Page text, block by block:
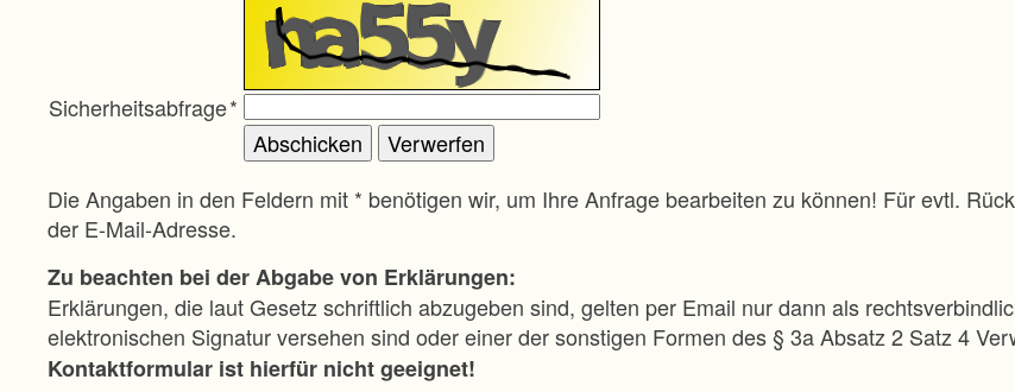
Sicherheitsabfrage*
Die Angaben in den Feldern mit * benötigen wir, um Ihre Anfrage bearbeiten zu können! Für evtl.
der E-Mail-Adresse.
Zu beachten bei der Abgabe von Erklärungen:
Erklärungen, die laut Gesetz schriftlich abzugeben sind, gelten per Email nur dann als
elektronischen Signatur versehen sind oder einer der sonstigen Formen des § 3a Absatz 2 Satz 4
Kontaktformular ist hierfür nicht geeignet!